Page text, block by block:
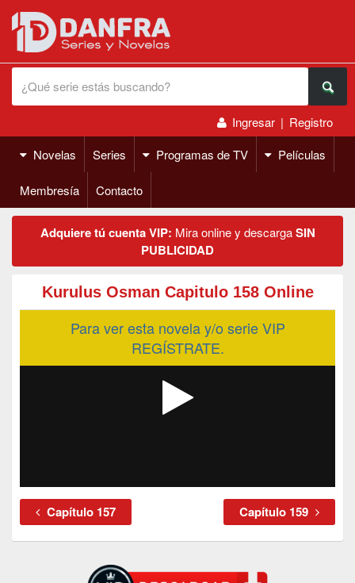
Ingresar | Registro
Novelas
Series Programas de TV Películas
Membresía Contacto
Adquiere tú cuenta VIP: Mira online y descargaSIN
PUBLICIDAD
Kurulus Osman Capitulo 158 Online
Para ver esta novela y/o serie VIP
REGÍSTRATE.
Capítulo 157 Capítulo 159